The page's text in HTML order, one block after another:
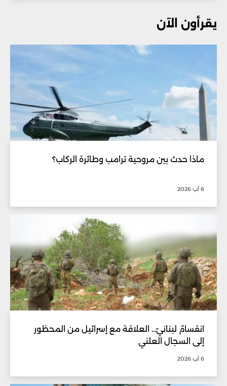
يقرأون الآن
ماذا حدث بين مروحية ترامب وطائرة الركاب؟
6 آب 2026
انقسامٌ لبنانيّ... العلاقة مع إسرائيل من المحظور
إلى السجال العلني
6 آب 2026